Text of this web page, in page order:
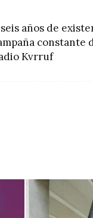
años de
constante
Kvrruf